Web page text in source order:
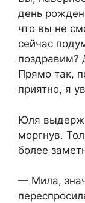
день
что вы не
сейчас
поздравим?
Прямо так,
приятно, я
Юля
моргнув.
более
— Мила,